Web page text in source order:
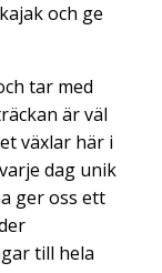
och ge
tar med
är väl
växlar här i
dag unik
ger oss ett
till hela